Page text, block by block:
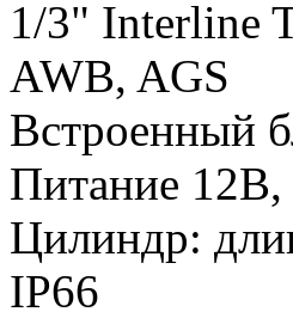
1/3" Interline
AWB, AGS
Встроенный
Питание 12В,
Цилиндр:
IP66